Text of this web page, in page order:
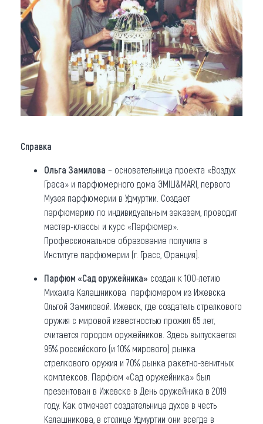
Справка
Ольга Замилова – основательница проекта «Воздух
Граса» и парфюмерного дома ЭMILI&MARI, первого
Музея парфюмерии в Удмуртии. Создает
парфюмерию по индивидуальным заказам, проводит
мастер-классы и курс «Парфюмер».
Профессиональное образование получила в
Институте парфюмерии (г. Грасс, Франция).
Парфюм «Сад оружейника» создан к 100-летию
Михаила Калашникова парфюмером из Ижевска
Ольгой Замиловой. Ижевск, где создатель стрелкового
оружия с мировой известностью прожил 65 лет,
считается городом оружейников. Здесь выпускается
95% российского (и 10% мирового) рынка
стрелкового оружия и 70% рынка ракетно-зенитных
комплексов. Парфюм «Сад оружейника» был
презентован в Ижевске в День оружейника в 2019
году. Как отмечает создательница духов в честь
Калашникова, в столице Удмуртии они всегда в